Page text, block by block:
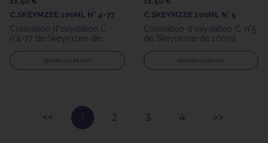
C.SKEYMZEE 100ML N° 4-77
Coloration d'oxydation C.
n°4-77 de Skeymzee de
100ml
Ajouter au panier
C.SKEYMZEE 100ML N° 5
Coloration d'oxydation C. n°5
de Skeymzee de 100ml
Ajouter au panier
1 2 3 4